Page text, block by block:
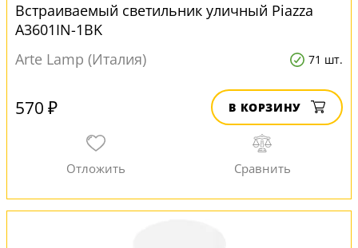
Встраиваемый светильник уличный Piazza
A3601IN-1BK
Arte Lamp (Италия)
71 шт.
570 ₽ В КОРЗИНУ